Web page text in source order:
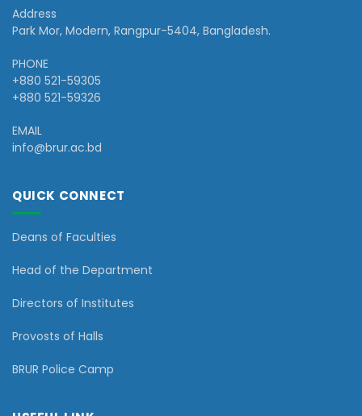
Address
Park Mor, Modern, Rangpur-5404, Bangladesh.
PHONE
+880 521-59305
+880 521-59326
EMAIL
info@brur.ac.bd
QUICK CONNECT
Deans of Faculties
Head of the Department
Directors of Institutes
Provosts of Halls
BRUR Police Camp